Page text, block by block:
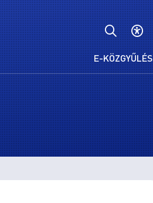
E-KÖZGYŰLÉS